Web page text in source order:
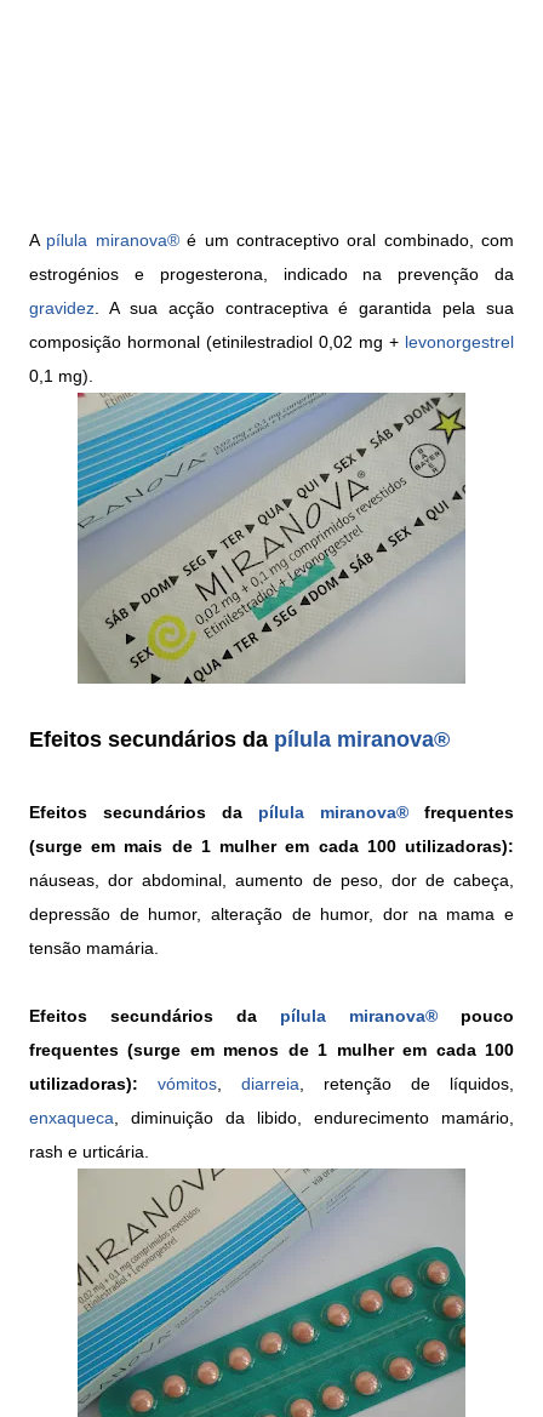
A pílula miranova®é um contraceptivo oral combinado, com
estrogénios e progesterona, indicado na prevenção da
gravidez . A sua acção contraceptiva é garantida pela sua
composição hormonal (etinilestradiol 0,02 mg + levonorgestrel
0,1 mg).
Efeitos secundários da pílula miranova®
Efeitos secundários da pílula miranova® frequentes
(surge em mais de 1 mulher em cada 100 utilizadoras):
náuseas, dor abdominal, aumento de peso, dor de cabeça,
depressão de humor, alteração de humor, dor na mama e
tensão mamária.
Efeitos secundários da pílula miranova® pouco
frequentes (surge em menos de 1 mulher em cada 100
utilizadoras):
vómitos diarreia , retenção de líquidos,
enxaqueca , diminuição da libido, endurecimento mamário,
rash e urticária.